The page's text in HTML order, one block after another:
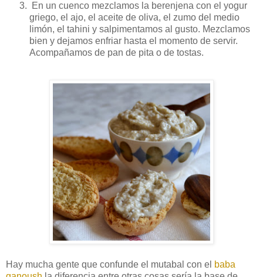
En un cuenco mezclamos la berenjena con el yogur
griego, el ajo, el aceite de oliva, el zumo del medio
limón, el tahini y salpimentamos al gusto. Mezclamos
bien y dejamos enfriar hasta el momento de servir.
Acompañamos de pan de pita o de tostas.
Hay mucha gente que confunde el mutabal con el baba